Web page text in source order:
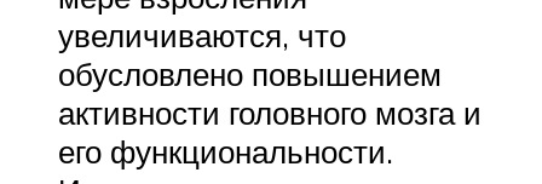
увеличиваются, что
обусловлено повышением
активности головного мозга и
его функциональности.